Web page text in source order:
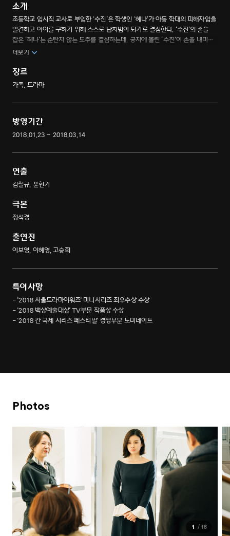
소개
초등학교 임시직 교사로 부임한 ‘수진’은 학생인 ‘혜나’가 아동 학대의 피해자임을
발견하고 아이를 구하기 위해 스스로 납치범이 되기로 결심한다. ‘수진’의 손을
잡은 ‘혜나’는 순탄치 않는 도주를 결심하는데. 궁지에 몰린 ‘수진’이 손을 내미는
대상은 누구일까? 모성에 대한 새로운 시각이 열리는 서스펜스 스토리
더보기
장르
가족, 드라마
방영기간
2018.01.23 ~ 2018.03.14
연출
김철규, 윤현기
극본
정석경
출연진
이보영, 이혜영, 고승희
특이사항
- '2018 서울드라마어워즈' 미니시리즈 최우수상 수상
- '2018 백상예술대상' TV부문 작품상 수상
- '2018 칸 국제 시리즈 페스티벌' 경쟁부문 노미네이트
Photos
1 18